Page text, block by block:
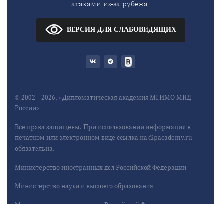
атаками из-за рубежа.
ВЕРСИЯ ДЛЯ СЛАБОВИДЯЩИХ
© 2002—2026, «Дипломатическая академия МГИМО МИД
России»
Все права защищены. При использовании информации в
печатном или электронном виде ссылка на dipacademy.ru
обязательна.
Министерство иностранных дел Российской Федерации
Министерство науки и высшего образования